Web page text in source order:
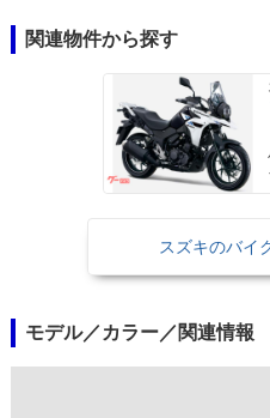
関連物件から探す
スズキのバイ
モデル／カラー／関連情報